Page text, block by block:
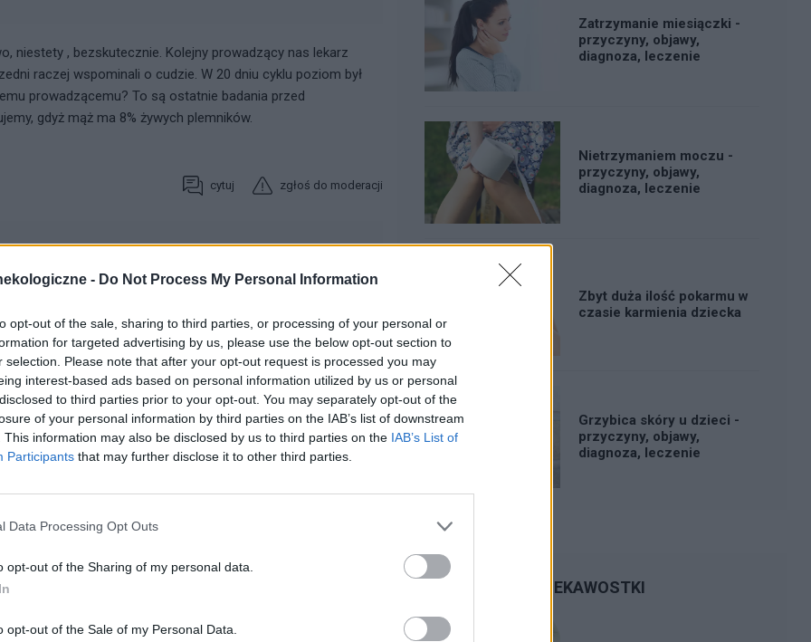
- Do Not Process My Personal Information
opt-out of the sale, sharing to third parties, or processing of your personal or
for targeted advertising by us, please use the below opt-out section to
selection. Please note that after your opt-out request is processed you may
interest-based ads based on personal information utilized by us or personal
to third parties prior to your opt-out. You may separately opt-out of the
of your personal information by third parties on the IAB’s list of downstream
This information may also be disclosed by us to third parties on the IAB’s List of
Participants that may further disclose it to other third parties.
Data Processing Opt Outs
opt-out of the Sharing of my personal data.
opt-out of the Sale of my Personal Data.
niestety , bezskutecznie. Kolejny prowadzący nas lekarz
raczej wspominali o cudzie. W 20 dniu cyklu poziom był
prowadzącemu? To są ostatnie badania przed
gdyż mąż ma 8% żywych plemników.
cytuj zgłoś do moderacji
pytaniami na forum specjalista radzi-dla pacjenta[addsig]
cytuj zgłoś do moderacji
leku 4300mlU/l.kiedyś tak miałam i po bromergonie się
w
Zatrzymanie miesiączki -
przyczyny, objawy,
diagnoza, leczenie
Nietrzymaniem moczu -
przyczyny, objawy,
diagnoza, leczenie
Zbyt duża ilość pokarmu w
czasie karmienia dziecka
Grzybica skóry u dzieci -
przyczyny, objawy,
diagnoza, leczenie
CIEKAWOSTKI